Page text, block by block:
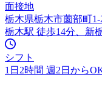
面接地
栃木県栃木市薗部町1-
栃木駅 徒歩14分、新
シフト
1日2時間 週2日から